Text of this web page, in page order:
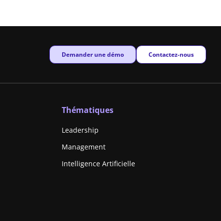
New window
Demander une démo New window
Contactez-nous
Thématiques
Leadership
Management
Intelligence Artificielle